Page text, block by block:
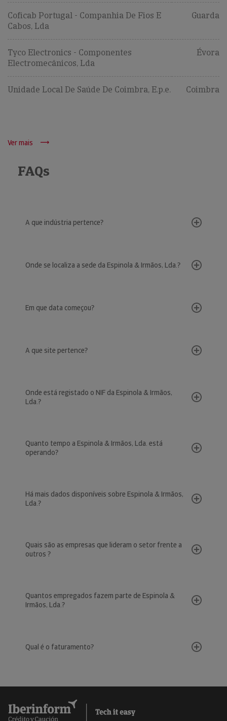
Coficab Portugal - Companhia De Fios E
Cabos, Lda
Guarda
Tyco Electronics - Componentes
Electromecânicos, Lda
Évora
Unidade Local De Saúde De Coimbra, E.p.e. Coimbra
Ver mais
FAQs
A que indústria pertence?
Onde se localiza a sede da Espinola & Irmãos, Lda.?
Em que data começou?
A que site pertence?
Onde está registado o NIF da Espinola & Irmãos,
Lda.?
Quanto tempo a Espinola & Irmãos, Lda. está
operando?
Há mais dados disponíveis sobre Espinola & Irmãos,
Lda.?
Quais são as empresas que lideram o setor frente a
outros ?
Quantos empregados fazem parte de Espinola &
Irmãos, Lda.?
Qual é o faturamento?